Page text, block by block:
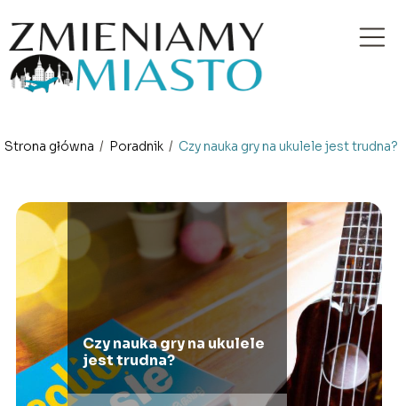
Strona główna / Poradnik / Czy nauka gry na ukulele jest trudna?
Czy nauka gry na ukulele
jest trudna?